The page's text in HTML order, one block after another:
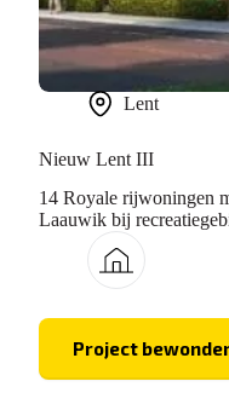
Lent
Nieuw Lent III
14 Royale rijwoningen
Laauwik bij
Project
Nieuw
Lent